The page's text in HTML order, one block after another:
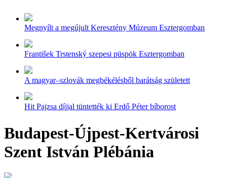
Megnyílt a megújult Keresztény Múzeum Esztergomban
František Trstenský szepesi püspök Esztergomban
A magyar–szlovák megbékélésből barátság született
Hit Pajzsa díjjal tüntették ki Erdő Péter bíborost
Budapest-Újpest-Kertvárosi
Szent István Plébánia